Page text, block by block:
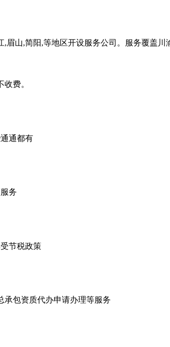
眉山,简阳,等地区开设服务公司。服务覆盖川
费。
通都有
务
节税政策
承包资质代办申请办理等服务